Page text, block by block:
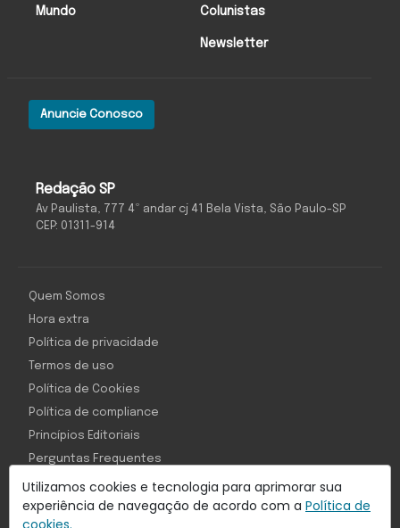
Utilizamos cookies e tecnologia para aprimorar sua
experiência de navegação de acordo com a Política de
cookies.
Redação SP
Av Paulista, 777 4º andar cj 41 Bela Vista, São Paulo-SP
CEP: 01311-914
Anuncie Conosco
Mundo Colunistas
Newsletter
Quem Somos
Hora extra
Política de privacidade
Termos de uso
Política de Cookies
Política de compliance
Princípios Editoriais
Perguntas Frequentes